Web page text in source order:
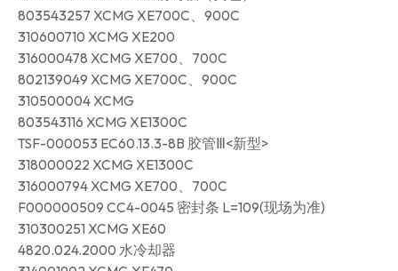
803543257 XCMG XE700C、900C
310600710 XCMG XE200
316000478 XCMG XE700、700C
802139049 XCMG XE700C、900C
310500004 XCMG
803543116 XCMG XE1300C
TSF-000053 EC60.13.3-8B 胶管Ⅲ<新型>
318000022 XCMG XE1300C
316000794 XCMG XE700、700C
F000000509 CC4-0045 密封条 L=109(现场为准)
310300251 XCMG XE60
4820.024.2000 水冷却器